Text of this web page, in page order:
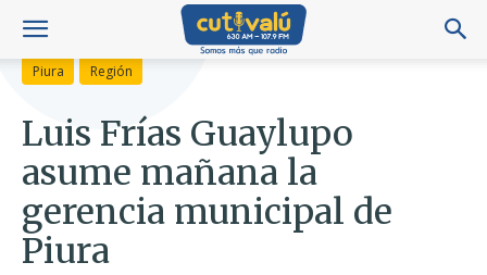
Piura Región
Luis Frías Guaylupo
asume mañana la
gerencia municipal de
Piura